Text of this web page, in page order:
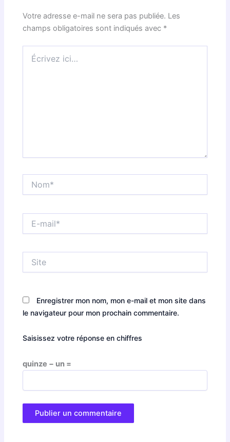
Votre adresse e-mail ne sera pas publiée. Les
champs obligatoires sont indiqués avec *
ici…
mail*
Enregistrer mon nom, mon e-mail et mon site dans
le navigateur pour mon prochain commentaire.
Saisissez votre réponse en chiffres
quinze − un =